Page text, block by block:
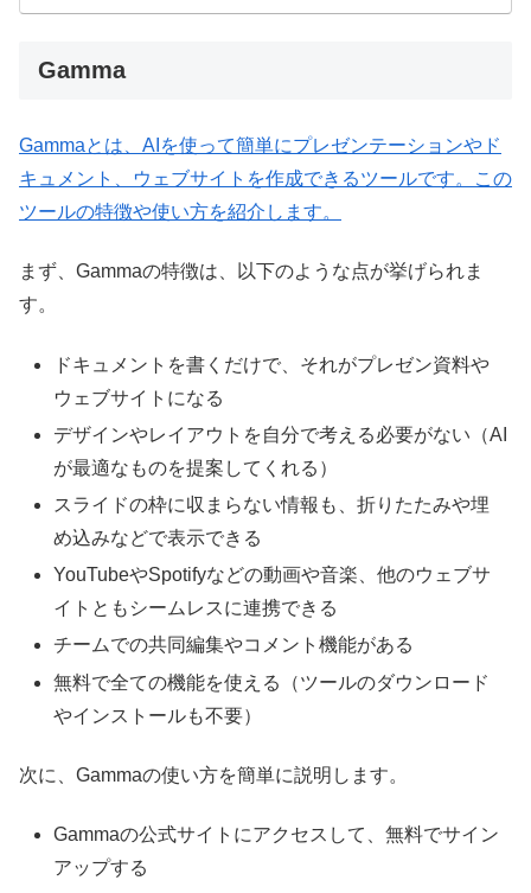
Gamma
Gammaとは、AIを使って簡単にプレゼンテーションやド
キュメント、ウェブサイトを作成できるツールです。この
ツールの特徴や使い方を紹介します。
まず、Gammaの特徴は、以下のような点が挙げられま
す。
ドキュメントを書くだけで、それがプレゼン資料や
ウェブサイトになる
デザインやレイアウトを自分で考える必要がない（AI
が最適なものを提案してくれる）
スライドの枠に収まらない情報も、折りたたみや埋
め込みなどで表示できる
YouTubeやSpotifyなどの動画や音楽、他のウェブサ
イトともシームレスに連携できる
チームでの共同編集やコメント機能がある
無料で全ての機能を使える（ツールのダウンロード
やインストールも不要）
次に、Gammaの使い方を簡単に説明します。
Gammaの公式サイトにアクセスして、無料でサイン
アップする